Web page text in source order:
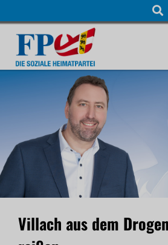
Navigation
Villach aus dem